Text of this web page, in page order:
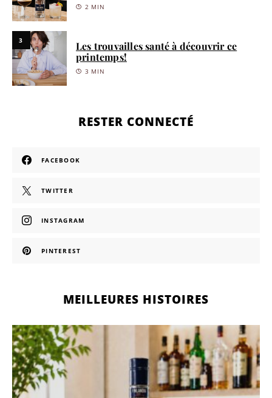
2 MIN
3
Les trouvailles santé à découvrir ce
printemps!
3 MIN
RESTER CONNECTÉ
FACEBOOK
TWITTER
INSTAGRAM
PINTEREST
MEILLEURES HISTOIRES